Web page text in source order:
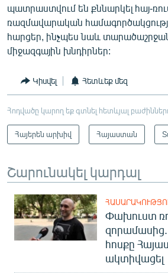
պատրաստվում են քննարկել հայ-
ռազմավարական
հարցեր, ինչպես նաև
միջազգային խնդիրներ:
Կիսվել Հետևեք մեզ
Հոդվածը կարող եք գտնել հետևյալ
Հայերեն արխիվ Հայաստան
Շարունակել կարդալ
Փախուստ
զորամասից.
հոսքը
ակտիվացել